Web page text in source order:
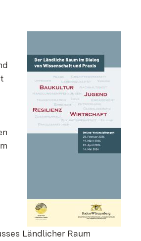
Ländlicher Raum